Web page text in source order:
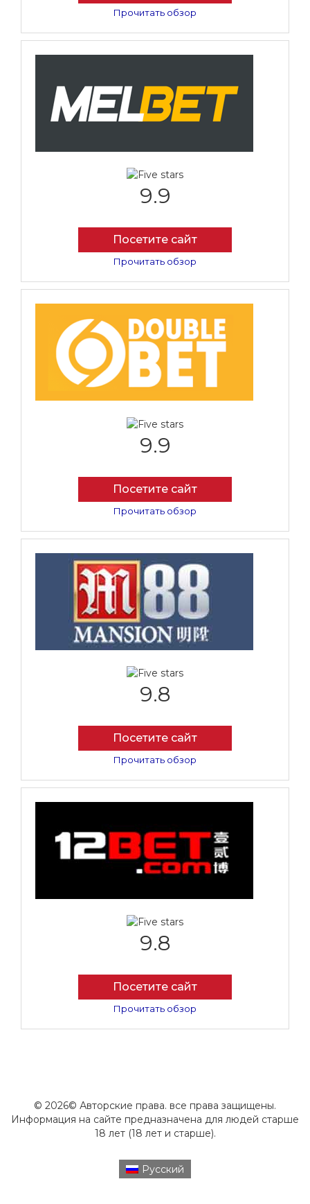
Прочитать обзор
9.9
Посетите сайт
Прочитать обзор
9.9
Посетите сайт
Прочитать обзор
9.8
Посетите сайт
Прочитать обзор
9.8
Посетите сайт
Прочитать обзор
© 2026© Авторские права. все права защищены.
Информация на сайте предназначена для людей старше
18 лет (18 лет и старше).
Русский